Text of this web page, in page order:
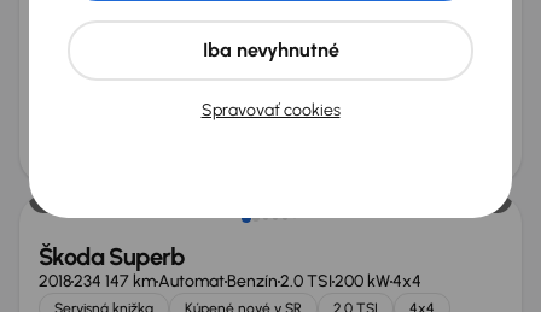
Škoda Superb
2019139 403 km Automat 1.5 TSI 110 kW
Po prvom majiteľovi
Škoda Superb
2018234 147 kmAutomatBenzín2.0 TSI200 kW4x4
Servisná knižka Kúpené nové v SR 2.0 TSI
4x4
Spravovať cookies
Iba nevyhnutné